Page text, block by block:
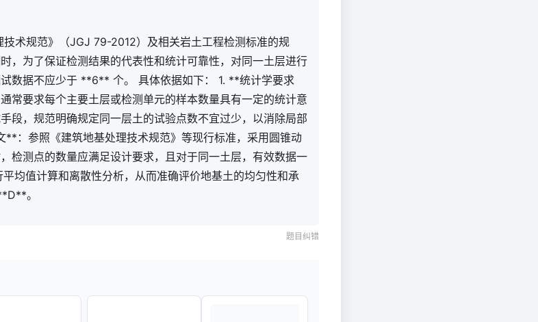
术规范》（JGJ 79-2012）及相关岩土工程检测标准的规
，为了保证检测结果的代表性和统计可靠性，对同一土层进行
数据不应少于 **6** 个。 具体依据如下： 1. **统计学要求
常要求每个主要土层或检测单元的样本数量具有一定的统计意
段，规范明确规定同一层土的试验点数不宜过少，以消除局部
：参照《建筑地基处理技术规范》等现行标准，采用圆锥动
检测点的数量应满足设计要求，且对于同一土层，有效数据一
均值计算和离散性分析，从而准确评价地基土的均匀性和承
。
题目纠错